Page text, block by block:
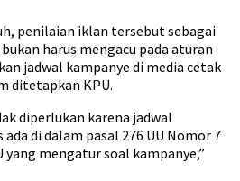
penilaian iklan tersebut sebagai
harus mengacu pada aturan
jadwal kampanye di media cetak
ditetapkan KPU.
diperlukan karena jadwal
di dalam pasal 276 UU Nomor 7
yang mengatur soal kampanye,”